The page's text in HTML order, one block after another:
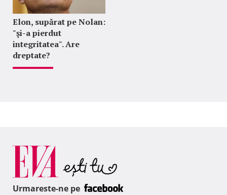
Elon, supărat pe Nolan:
"şi-a pierdut
integritatea". Are
dreptate?
Urmareste-ne pe